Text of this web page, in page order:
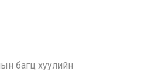
багц хуулийн